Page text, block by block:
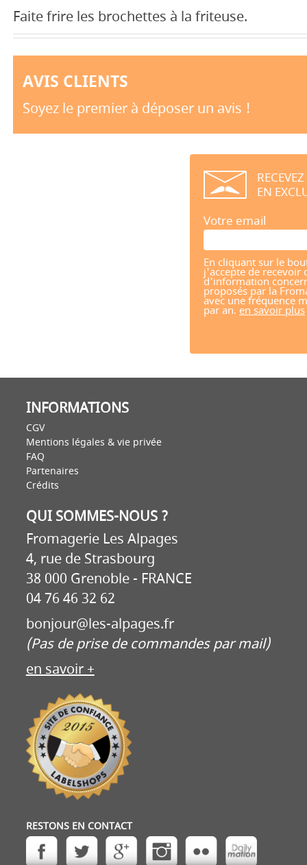
Faite frire les brochettes à la friteuse.
AVIS CLIENTS
Soyez le premier à déposer un avis !
EN
Votre email
En cliquant sur le
j'accepte de recevoir
d'information
proposés par la
avec une fréquence
par an. en savoir plus
INFORMATIONS
CGV
Mentions légales & vie privée
FAQ
Partenaires
Crédits
QUI SOMMES-NOUS ?
Fromagerie Les Alpages
4, rue de Strasbourg
38 000 Grenoble - FRANCE
04 76 46 32 62
bonjour@les-alpages.fr
(Pas de prise de commandes par mail)
en savoir +
RESTONS EN CONTACT